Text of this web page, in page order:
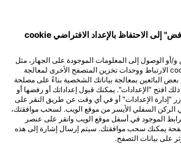
O
N
D
موقع الغوص هذا
يؤدي النقر فوق الزر "رفض" إلى الاحتفاظ بالإعداد الافتراضي cookie
أو الوصول إلى المعلومات الموجودة على الجهاز، مثل
المعرفات الفريدة في cookie الارتباط ووحدات تخزين المتصفح الأخرى لمعالجة
البائعين بمعالجة بياناتك الشخصية بناءً على مصلحة
افتح "الإعدادات". يمكنك قبول إعداداتك أو رفضها أو
زر "إدارة الإعدادات" أو في أي وقت عن طريق النقر على
الركن السفلي الأيسر من موقع الويب. لسحب موافقتك،
الموجود في أسفل موقع الويب وانقر على عنصر
يمكنك سحب موافقتك. سيتم إرسال إشارة إلى هذه
على بيانات التصفح.